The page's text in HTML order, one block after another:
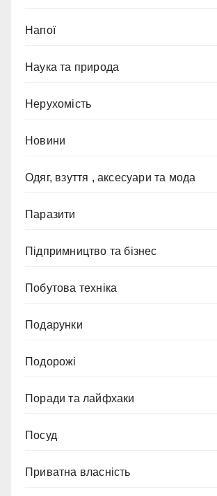
Напої
Наука та природа
Нерухомість
Новини
Одяг, взуття , аксесуари та мода
Паразити
Підпримництво та бізнес
Побутова техніка
Подарунки
Подорожі
Поради та лайфхаки
Посуд
Приватна власність